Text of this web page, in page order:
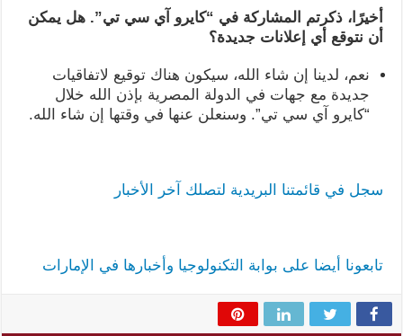
أخيرًا، ذكرتم المشاركة في “كايرو آي سي تي”. هل يمكن
أن نتوقع أي إعلانات جديدة؟
نعم، لدينا إن شاء الله، سيكون هناك توقيع لاتفاقيات
جديدة مع جهات في الدولة المصرية بإذن الله خلال
“كايرو آي سي تي”. وسنعلن عنها في وقتها إن شاء الله.
سجل في قائمتنا البريدية لتصلك آخر الأخبار
تابعونا أيضا على بوابة التكنولوجيا وأخبارها في الإمارات